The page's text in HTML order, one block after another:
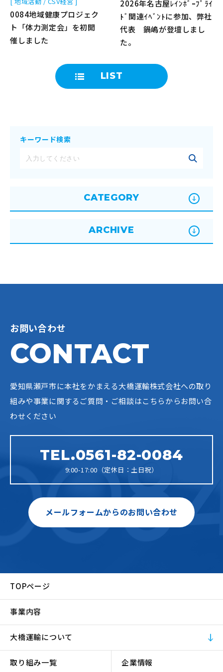
0084地域健康プロジェク
ト「体力測定会」を初開
催しました
LIST
2026年名古屋ﾚｲﾝﾎﾞｰﾌﾟﾗｲ
ﾄﾞ関連ｲﾍﾞﾝﾄに参加、弊社
代表 鍋嶋が登壇しまし
た。
キーワード検索
CATEGORY
ARCHIVE
お問い合わせ
CONTACT
愛知県瀬戸市に本社をかまえる大橋運輸株式会社への取り
組みや事業に関するご質問・ご相談はこちらからお問い合
わせください
TEL.0561-82-0084
9:00-17:00（定休日：土日祝）
メールフォームからのお問い合わせ
TOPページ
事業内容
大橋運輸について
取り組み一覧 企業情報